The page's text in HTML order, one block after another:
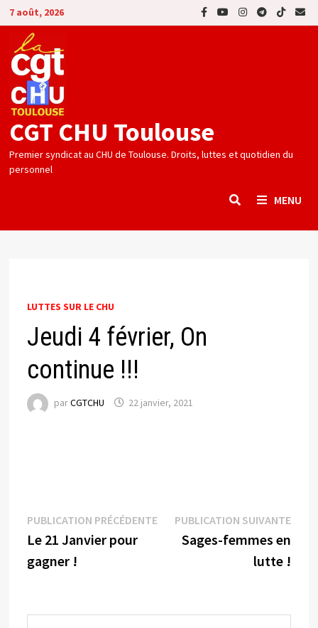
Passer
au
contenu
7 août, 2026
CGT CHU Toulouse
Premier syndicat au CHU de Toulouse. Droits, luttes et quotidien du
personnel
MENU
LUTTES SUR LE CHU
Jeudi 4 février, On
continue !!!
parCGTCHU 22 janvier, 2021
Navigation
de
l’article
PUBLICATION PRÉCÉDENTEPublication
précédente :
Le 21 Janvier pour
gagner !
PUBLICATION SUIVANTE
Sages-femmes en
lutte !